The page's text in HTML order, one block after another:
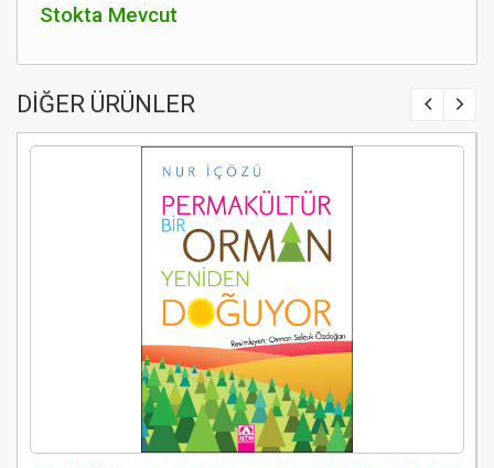
Stokta Mevcut
DİĞER ÜRÜNLER